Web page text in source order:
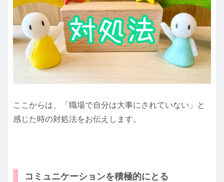
ここからは、「職場で自分は大事にされていない」と
感じた時の対処法をお伝えします。
コミュニケーションを積極的にとる